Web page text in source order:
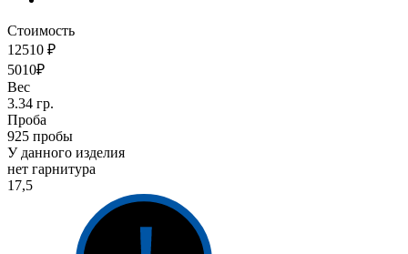
Стоимость
12510 ₽
5010₽
Вес
3.34 гр.
Проба
925 пробы
У данного изделия
нет гарнитура
17,5